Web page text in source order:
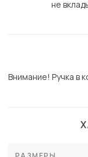
не
Внимание! Ручка в